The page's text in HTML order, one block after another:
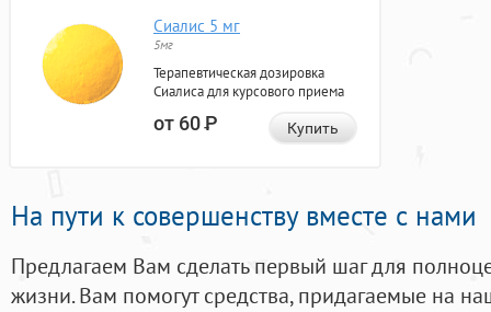
Сиалис 5 мг
5мг
Терапевтическая дозировка
Сиалиса для курсового приема
от 60Р Купить
На пути к совершенству вместе с нами
Предлагаем Вам сделать первый шаг для
жизни. Вам помогут средства, придагаемые на